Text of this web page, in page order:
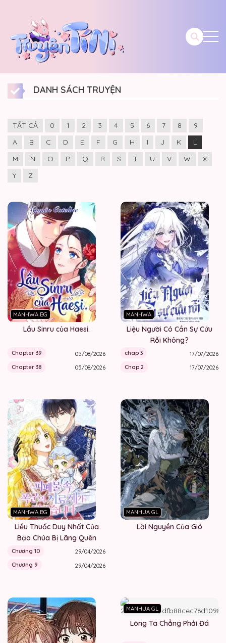
DANH SÁCH TRUYỆN
TẤT CẢ 0 1 2 3 4 5 6 7 8
9
A
B C D E F G H I J K
L
M
N O P Q R S T U V W
X
Y
Z
MANHWA BG
Lầu Sinru của Haesi.
Chapter 39
05/08/2026
Chapter 38
05/08/2026
MANHWA
Liệu Người Có Cần Sự Cứu
Rỗi Không?
chap 3
17/07/2026
Chap 2
17/07/2026
MANHWA BG
Liều Thuốc Duy Nhất Của
Bạo Chúa Bị Lãng Quên
Chương 10
29/04/2026
Chương 9
29/04/2026
MANHUA GL
Lời Nguyền Của Gió
MANHUA GL
Lòng Ta Chẳng Phải Đá